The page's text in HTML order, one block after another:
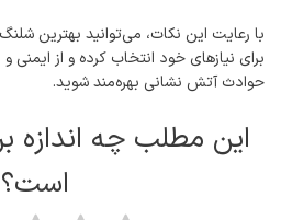
با رعایت این نکات، می‌توانید بهترین
برای نیازهای خود انتخاب کرده و از ایمنی
حوادث آتش نشانی بهره‌مند شوید.
این مطلب چه اندازه
است؟